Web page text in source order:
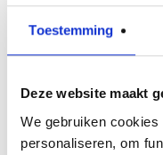
Toestemming
Deze website maakt
We gebruiken
personaliseren, om